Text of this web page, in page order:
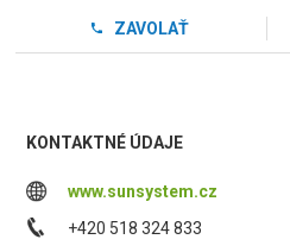
ZAVOLAŤ
KONTAKTNÉ ÚDAJE
www.sunsystem.cz
+420 518 324 833